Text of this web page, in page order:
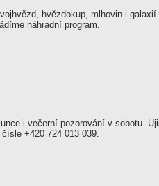
hvězdokup, mlhovin i
náhradní program.
i večerní pozorování v sobotu.
+420 724 013 039.